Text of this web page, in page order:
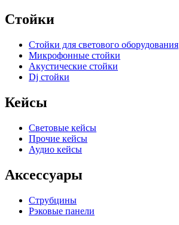
Стойки
Стойки для светового оборудования
Микрофонные стойки
Акустические стойки
Dj стойки
Кейсы
Световые кейсы
Прочие кейсы
Аудио кейсы
Аксессуары
Струбцины
Рэковые панели